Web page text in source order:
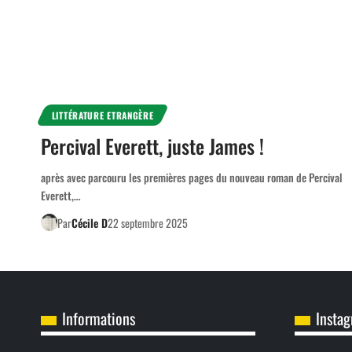
LITTÉRATURE ETRANGÈRE
Percival Everett, juste James !
après avec parcouru les premières pages du nouveau roman de Percival
Everett,…
ParCécile D22 septembre 2025
Informations